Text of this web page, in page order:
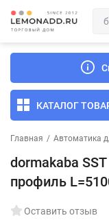
КАТАЛОГ
Главная / Автоматика
dormakaba
профиль
Оставить отзыв